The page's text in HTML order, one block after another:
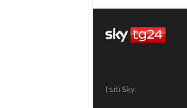
I siti Sky: